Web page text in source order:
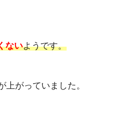
ないようです。
上がっていました。